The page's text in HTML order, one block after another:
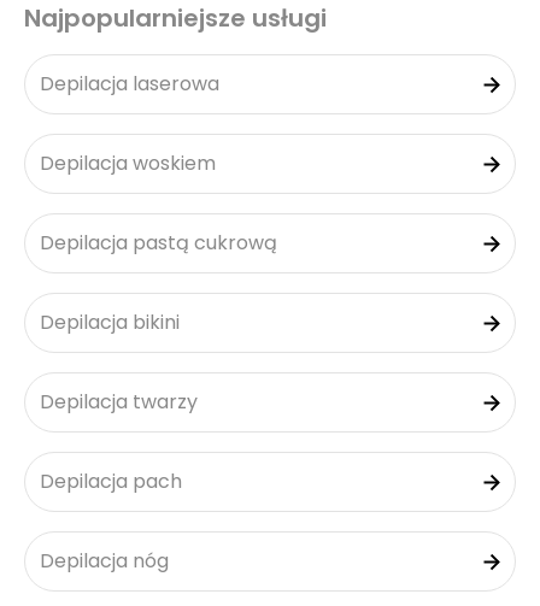
Najpopularniejsze usługi
Depilacja laserowa
Depilacja woskiem
Depilacja pastą cukrową
Depilacja bikini
Depilacja twarzy
Depilacja pach
Depilacja nóg